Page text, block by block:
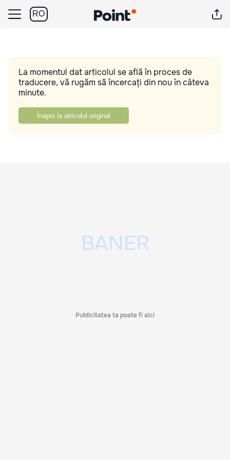
RO
La momentul dat articolul se află în proces de
traducere, vă rugăm să încercați din nou în câteva
minute.
Înapoi la articolul original
Publicitatea ta poate fi aici